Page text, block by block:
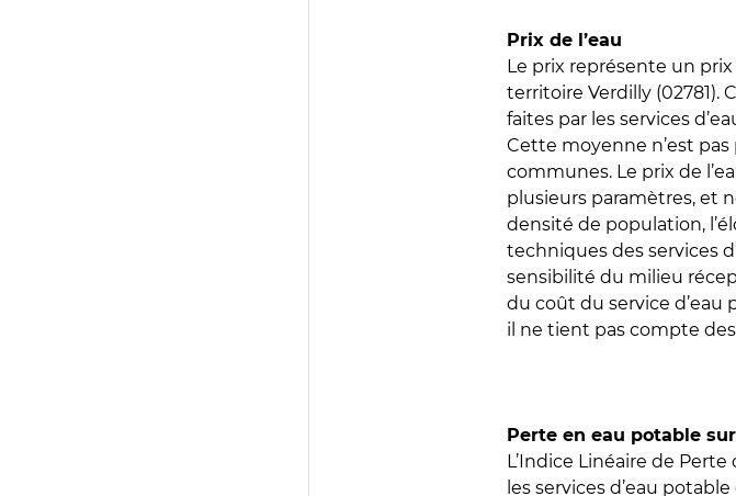
Prix de l’eau
Le prix représente un
territoire Verdilly (02781).
faites par les services
Cette moyenne n’est
communes. Le prix de
plusieurs paramètres, et
densité de population,
techniques des services
sensibilité du milieu
du coût du service d’eau
il ne tient pas compte
Perte en eau potable
L’Indice Linéaire de
les services d’eau